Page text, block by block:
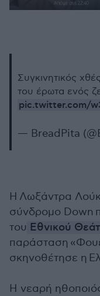
Συγκινητικός
του έρωτα ενός
pic.twitter.com/
— BreadPita
Η Λωξάντρα
σύνδρομο Down
του Εθνικού
παράσταση
σκηνοθέτησε η
Η νεαρή